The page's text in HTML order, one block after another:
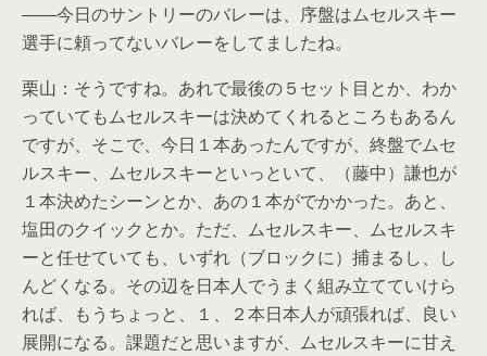
――今日のサントリーのバレーは、序盤はムセルスキー
選手に頼ってないバレーをしてましたね。
栗山：そうですね。あれで最後の５セット目とか、わか
っていてもムセルスキーは決めてくれるところもあるん
ですが、そこで、今日１本あったんですが、終盤でムセ
ルスキー、ムセルスキーといっといて、（藤中）謙也が
１本決めたシーンとか、あの１本がでかかった。あと、
塩田のクイックとか。ただ、ムセルスキー、ムセルスキ
ーと任せていても、いずれ（ブロックに）捕まるし、し
んどくなる。その辺を日本人でうまく組み立てていけら
れば、もうちょっと、１、２本日本人が頑張れば、良い
展開になる。課題だと思いますが、ムセルスキーに甘え